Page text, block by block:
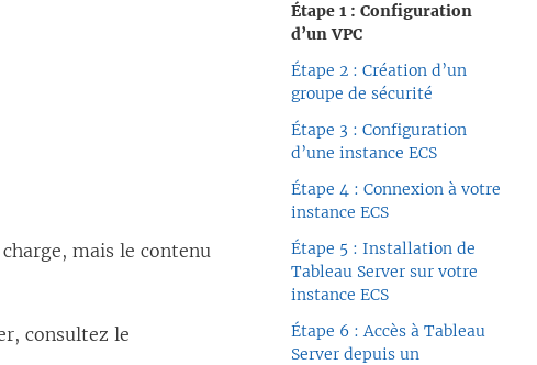
mais le contenu
consultez le
Étape 1 : Configuration
d’un VPC
Étape 2 : Création d’un
groupe de sécurité
Étape 3 : Configuration
d’une instance ECS
Étape 4 : Connexion à votre
instance ECS
Étape 5 : Installation de
Tableau Server sur votre
instance ECS
Étape 6 : Accès à Tableau
Server depuis un